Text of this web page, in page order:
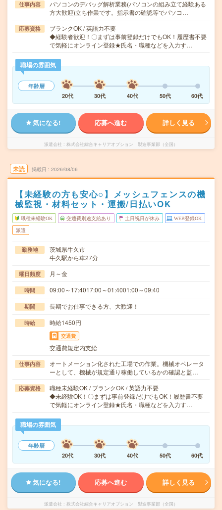
仕事内容
パソコンのデバッグ解析業務(パソコンの組み立て経験ある
方大歓迎)立ち作業です。指示書の確認等でパソコ…
応募資格
ブランクOK / 英語力不要
◆経験者歓迎！〇まずは事前登録だけでもOK！履歴書不要
で気軽にオンライン登録★氏名・職種などを入力す…
職場の雰囲気
年齢層
20代
30代 40代 50代 60代
気になる! 応募へ進む 詳しく見る
派遣会社 株式会社綜合キャリアオプション 製造事業部（全国）
未読 掲載日 2026/08/06
【未経験の方も安心○】メッシュフェンスの機
械監視・材料セット・運搬/日払いOK
職種未経験OK 交通費別途支給あり 土日祝日が休み WEB登録OK
派遣
勤務地
茨城県牛久市
牛久駅から車27分
曜日頻度 月～金
時間 09:00～17:4017:00～01:4001:00～09:40
期間 長期でお仕事できる方、大歓迎！
時給 時給1450円
交通費
交通費規定内支給
仕事内容
オートメーション化された工場での作業。機械オペレータ
ーとして、機械が規定通り稼働しているかの確認と監…
応募資格
職種未経験OK / ブランクOK / 英語力不要
◆未経験OK！〇まずは事前登録だけでもOK！履歴書不要
で気軽にオンライン登録★氏名・職種などを入力す…
職場の雰囲気
年齢層
20代
30代 40代 50代 60代
気になる! 応募へ進む 詳しく見る
派遣会社 株式会社綜合キャリアオプション 製造事業部（全国）